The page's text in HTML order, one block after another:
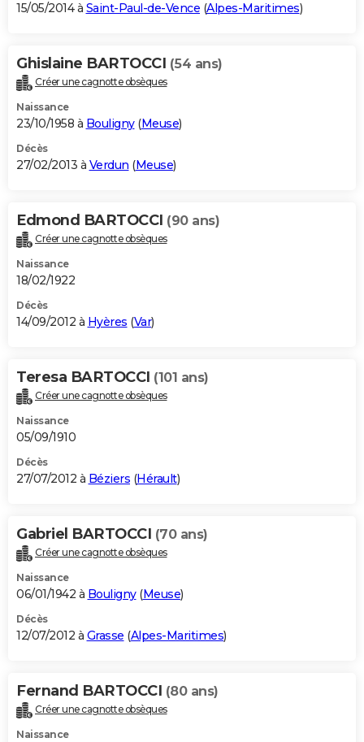
15/05/2014 à Saint-Paul-de-Vence (Alpes-Maritimes)
Ghislaine BARTOCCI (54 ans)
Créer une cagnotte obsèques
Naissance
23/10/1958 à Bouligny(Meuse)
Décès
27/02/2013 à Verdun (Meuse)
Edmond BARTOCCI (90 ans)
Créer une cagnotte obsèques
Naissance
18/02/1922
Décès
14/09/2012 à Hyères (Var)
Teresa BARTOCCI (101 ans)
Créer une cagnotte obsèques
Naissance
05/09/1910
Décès
27/07/2012 à Béziers (Hérault)
Gabriel BARTOCCI (70 ans)
Créer une cagnotte obsèques
Naissance
06/01/1942 à Bouligny(Meuse)
Décès
12/07/2012 à Grasse (Alpes-Maritimes)
Fernand BARTOCCI (80 ans)
Créer une cagnotte obsèques
Naissance